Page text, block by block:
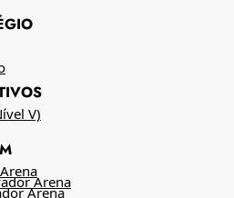
V)
Arena
Arena